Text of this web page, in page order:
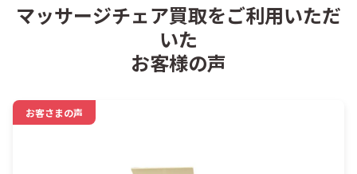
マッサージチェア買取をご利用いただ
いた
お客様の声
お客さまの声